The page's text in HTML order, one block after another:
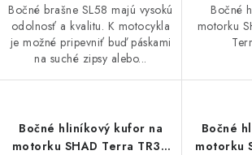
Bočné brašne SL58 majú vysokú
odolnosť a kvalitu. K motocykla
je možné pripevniť buď páskami
na suché zipsy alebo...
Bočné
motorku
Bočné hliníkový kufor na
motorku SHAD Terra TR36
Bočné
motorku